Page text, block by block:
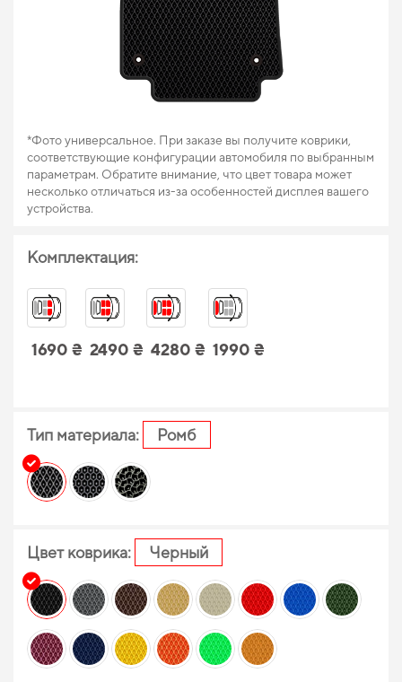
*Фото универсальное. При заказе вы получите коврики,
соответствующие конфигурации автомобиля по выбранным
параметрам. Обратите внимание, что цвет товара может
несколько отличаться из-за особенностей дисплея вашего
устройства.
Комплектация:
1690 ₴ 2490 ₴ 4280 ₴ 1990 ₴
Тип материала: Ромб
Цвет коврика: Черный